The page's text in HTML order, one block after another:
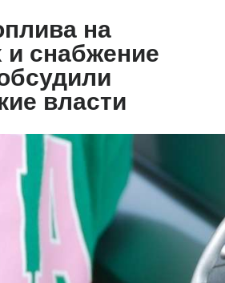
на
и снабжение
власти